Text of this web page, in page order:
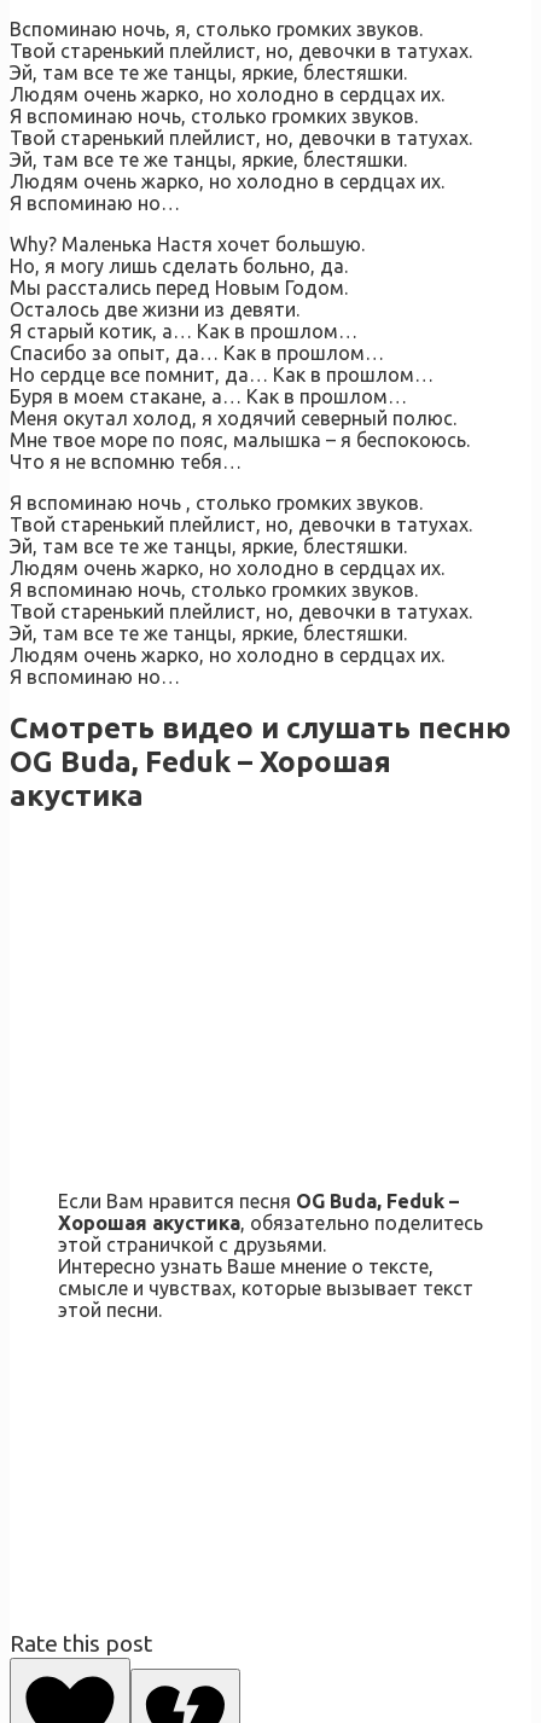
Вспоминаю ночь, я, столько громких звуков.
Твой старенький плейлист, но, девочки в татухах.
Эй, там все те же танцы, яркие, блестяшки.
Людям очень жарко, но холодно в сердцах их.
Я вспоминаю ночь, столько громких звуков.
Твой старенький плейлист, но, девочки в татухах.
Эй, там все те же танцы, яркие, блестяшки.
Людям очень жарко, но холодно в сердцах их.
Я вспоминаю но…
Why? Маленька Настя хочет большую.
Но, я могу лишь сделать больно, да.
Мы расстались перед Новым Годом.
Осталось две жизни из девяти.
Я старый котик, а… Как в прошлом…
Спасибо за опыт, да… Как в прошлом…
Но сердце все помнит, да… Как в прошлом…
Буря в моем стакане, а… Как в прошлом…
Меня окутал холод, я ходячий северный полюс.
Мне твое море по пояс, малышка – я беспокоюсь.
Что я не вспомню тебя…
Я вспоминаю ночь , столько громких звуков.
Твой старенький плейлист, но, девочки в татухах.
Эй, там все те же танцы, яркие, блестяшки.
Людям очень жарко, но холодно в сердцах их.
Я вспоминаю ночь, столько громких звуков.
Твой старенький плейлист, но, девочки в татухах.
Эй, там все те же танцы, яркие, блестяшки.
Людям очень жарко, но холодно в сердцах их.
Я вспоминаю но…
Смотреть видео и слушать песню
OG Buda, Feduk – Хорошая
акустика
Если Вам нравится песня OG Buda, Feduk –
Хорошая акустика, обязательно поделитесь
этой страничкой с друзьями.
Интересно узнать Ваше мнение о тексте,
смысле и чувствах, которые вызывает текст
этой песни.
Rate this post